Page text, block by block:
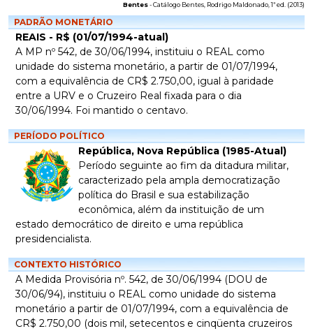
Bentes-Catálogo Bentes , Rodrigo Maldonado, 1ª ed. (2013)
PADRÃO MONETÁRIO
REAIS - R$ (01/07/1994-atual)
A MP nº 542, de 30/06/1994, instituiu o REAL como
unidade do sistema monetário, a partir de 01/07/1994,
com a equivalência de CR$ 2.750,00, igual à paridade
entre a URV e o Cruzeiro Real fixada para o dia
30/06/1994. Foi mantido o centavo.
PERÍODO POLÍTICO
República, Nova República (1985-Atual)
Período seguinte ao fim da ditadura militar,
caracterizado pela ampla democratização
política do Brasil e sua estabilização
econômica, além da instituição de um
estado democrático de direito e uma república
presidencialista.
CONTEXTO HISTÓRICO
A Medida Provisória nº. 542, de 30/06/1994 (DOU de
30/06/94), instituiu o REAL como unidade do sistema
monetário a partir de 01/07/1994, com a equivalência de
CR$ 2.750,00 (dois mil, setecentos e cinqüenta cruzeiros